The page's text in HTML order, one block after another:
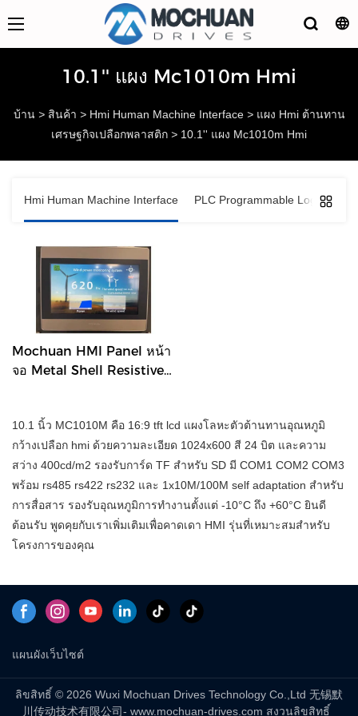
10.1'' แผง Mc1010m Hmi
บ้าน > สินค้า > Hmi Human Machine Interface > แผง Hmi ต้านทาน
เศรษฐกิจเปลือกพลาสติก > 10.1'' แผง Mc1010m Hmi
Hmi Human Machine Interface PLC Programmable Logic
10.1 นิ้ว MC1010M คือ 16:9 tft lcd แผงโลหะตัวต้านทานอุณหภูมิ
กว้างเปลือก hmi ด้วยความละเอียด 1024x600 สี 24 บิต และความ
สว่าง 400cd/m2 รองรับการ์ด TF สำหรับ SD มี COM1 COM2 COM3
พร้อม rs485 rs422 rs232 และ 1x10M/100M self adaptation สำหรับ
การสื่อสาร รองรับอุณหภูมิการทำงานตั้งแต่ -10°C ถึง +60°C ยินดี
ต้อนรับ พูดคุยกับเราเพิ่มเติมเพื่อคาดเดา HMI รุ่นที่เหมาะสมสำหรับ
โครงการของคุณ
Mochuan HMI Panel หน้า
จอ Metal Shell Resistive
แผนผังเว็บไซต์
ลิขสิทธิ์ © 2026 Wuxi Mochuan Drives Technology Co.,Ltd 无锡默
川传动技术有限公司- www.mochuan-drives.com สงวนลิขสิทธิ์